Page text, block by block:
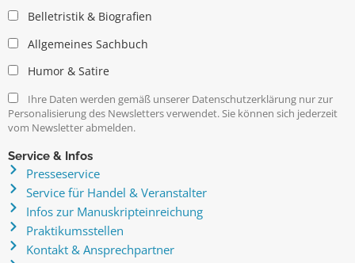
Belletristik & Biografien
Allgemeines Sachbuch
Humor & Satire
Ihre Daten werden gemäß unserer Datenschutzerklärung nur zur
Personalisierung des Newsletters verwendet. Sie können sich jederzeit
vom Newsletter abmelden.
Service & Infos
Presseservice
Service für Handel & Veranstalter
Infos zur Manuskripteinreichung
Praktikumsstellen
Kontakt & Ansprechpartner